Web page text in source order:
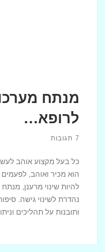
מנתח
לרופא…
7 תגובות
כל בעל מקצוע אוהב
הוא מכיר ואוהב,
להיות שינוי מרענן,
נהדרת לשינוי גישה.
ותובנות על תהליכים